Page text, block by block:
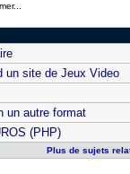
un site de Jeux Video
un autre format
(PHP)
Plus de sujets